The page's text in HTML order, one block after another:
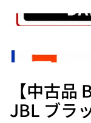
【中古品
JBL ブラ